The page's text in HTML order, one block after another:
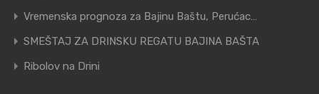
Vremenska prognoza za Bajinu Baštu, Perućac…
SMEŠTAJ ZA DRINSKU REGATU BAJINA BAŠTA
Ribolov na Drini